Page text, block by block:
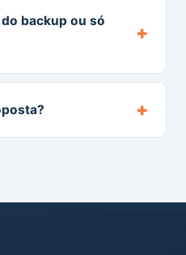
backup ou só
+
+